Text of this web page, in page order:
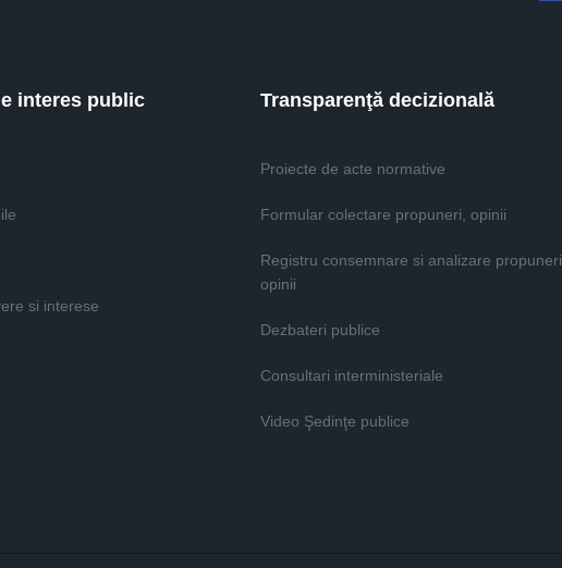
interes public
si interese
Transparenţă decizională
Proiecte de acte normative
Formular colectare propuneri, opinii
Registru consemnare si analizare propuneri,
opinii
Dezbateri publice
Consultari interministeriale
Video Şedinţe publice